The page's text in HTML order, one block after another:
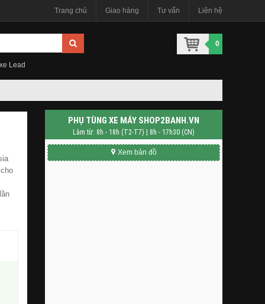
Trang chủ Giao hàng Tư vấn Liên hệ
Lead
0
PHỤ TÙNG XE MÁY SHOP2BANH.VN
Làm từ: 8h - 18h (T2-T7) | 8h - 17h30 (CN)
Xem bản đồ